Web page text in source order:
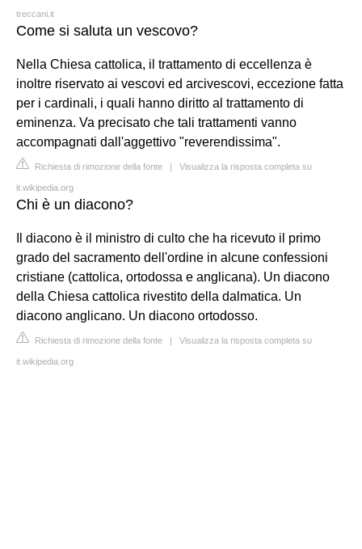
treccani.it
Come si saluta un vescovo?
Nella Chiesa cattolica, il trattamento di eccellenza è
inoltre riservato ai vescovi ed arcivescovi, eccezione fatta
per i cardinali, i quali hanno diritto al trattamento di
eminenza. Va precisato che tali trattamenti vanno
accompagnati dall'aggettivo "reverendissima".
Richiesta di rimozione della fonte | Visualizza la risposta completa su
it.wikipedia.org
Chi è un diacono?
Il diacono è il ministro di culto che ha ricevuto il primo
grado del sacramento dell'ordine in alcune confessioni
cristiane (cattolica, ortodossa e anglicana). Un diacono
della Chiesa cattolica rivestito della dalmatica. Un
diacono anglicano. Un diacono ortodosso.
Richiesta di rimozione della fonte | Visualizza la risposta completa su
it.wikipedia.org